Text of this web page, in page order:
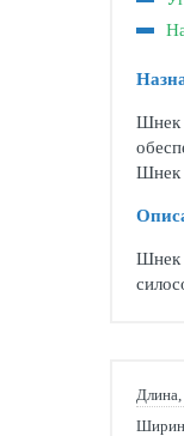
Шнек
Шнек
Шнек